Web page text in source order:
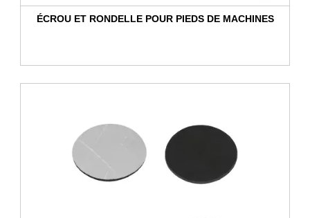
ÉCROU ET RONDELLE POUR PIEDS DE MACHINES